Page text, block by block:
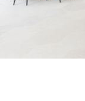
Vision